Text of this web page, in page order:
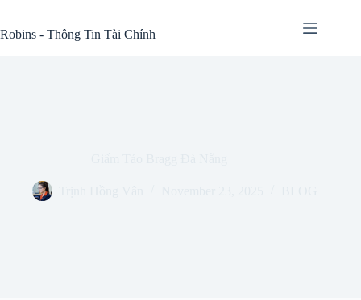
content
Robins - Thông Tin Tài Chính